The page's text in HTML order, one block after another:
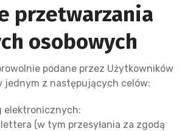
przetwarzania
osobowych
podane przez Użytkowników
jednym z następujących celów:
elektronicznych:
(w tym przesyłania za zgodą